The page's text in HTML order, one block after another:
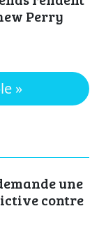
Perry
»
une
contre